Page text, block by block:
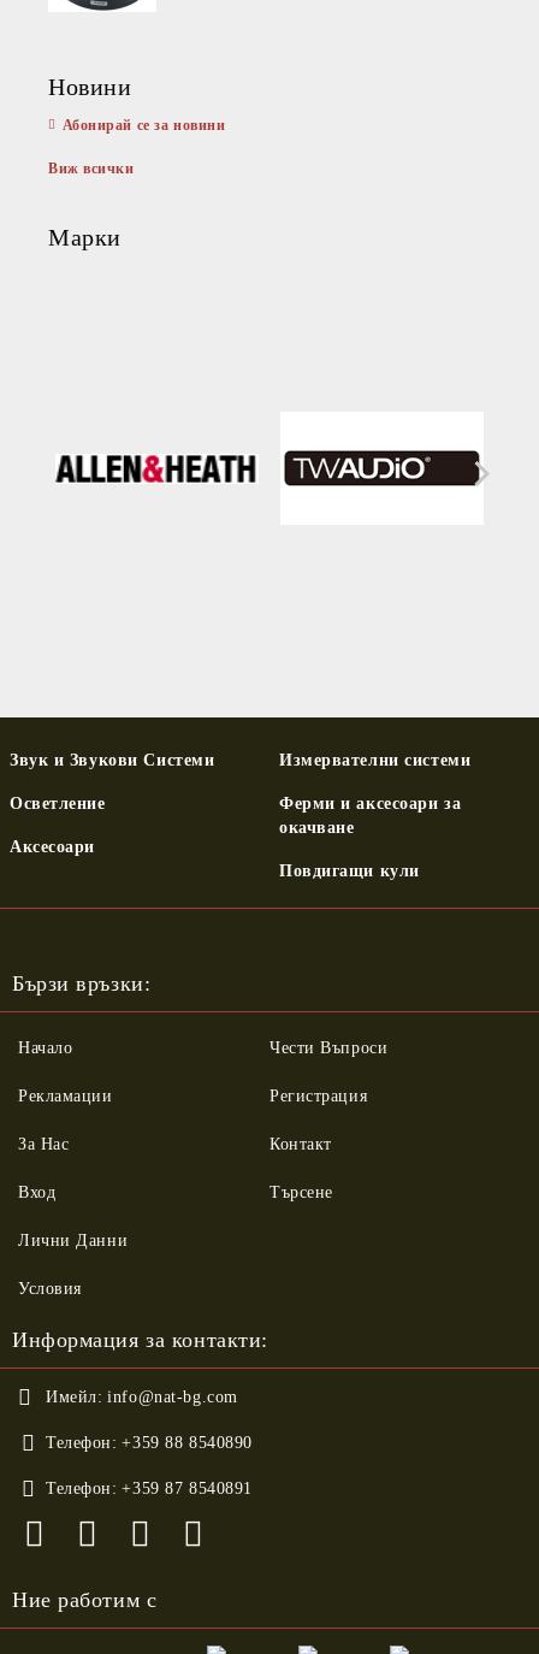
Новини
Абонирай се за новини
Виж всички
Марки
Звук и Звукови Системи
Осветление
Аксесоари
Измервателни системи
Ферми и аксесоари за
окачване
Повдигащи кули
Бързи връзки:
Начало
Рекламации
За Нас
Вход
Чести Въпроси
Регистрация
Контакт
Търсене
Лични Данни
Условия
Информация за контакти:
Имейл: info@nat-bg.com
Телефон: +359 88 8540890
Телефон: +359 87 8540891
Ние работим с